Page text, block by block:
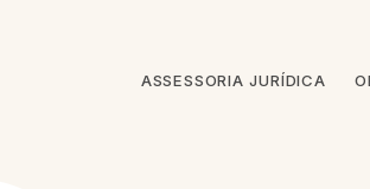
ASSESSORIA JURÍDICA